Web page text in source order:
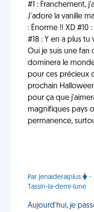
#1 : Franchement,
J'adore la vanille
: Énorme !! XD #10
#18 : Y en a plus tu
Oui je suis une fan
dominera le
pour ces précieux
prochain
pour ça que
magnifiques pays
permanence,
Par jenaideraiplus
-
Tassin-la-demi-lune
Aujourd'hui, je